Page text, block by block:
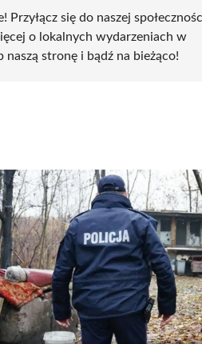
się do naszej
o lokalnych wydarzeniach w
stronę i bądź na bieżąco!